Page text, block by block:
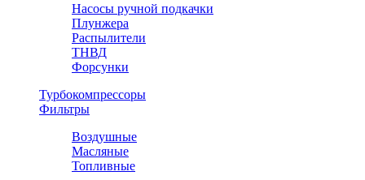
Насосы ручной подкачки
Плунжера
Распылители
ТНВД
Форсунки
Турбокомпрессоры
Фильтры
Воздушные
Масляные
Топливные